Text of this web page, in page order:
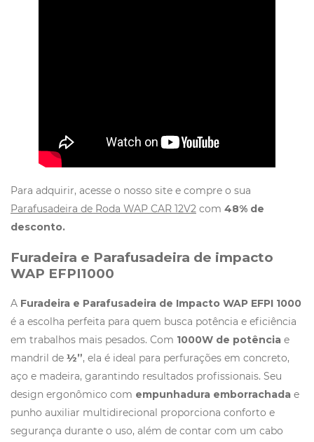
Para adquirir, acesse o nosso site e compre o sua
Parafusadeira de Roda WAP CAR 12V2 com 48% de
desconto.
Furadeira e Parafusadeira de impacto
WAP EFPI1000
A Furadeira e Parafusadeira de Impacto WAP EFPI 1000
é a escolha perfeita para quem busca potência e eficiência
em trabalhos mais pesados. Com 1000W de potência e
mandril de ½”, ela é ideal para perfurações em concreto,
aço e madeira, garantindo resultados profissionais. Seu
design ergonômico com empunhadura emborrachada e
punho auxiliar multidirecional proporciona conforto e
segurança durante o uso, além de contar com um cabo